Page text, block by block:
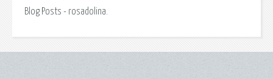
Blog Posts - rosadolina.